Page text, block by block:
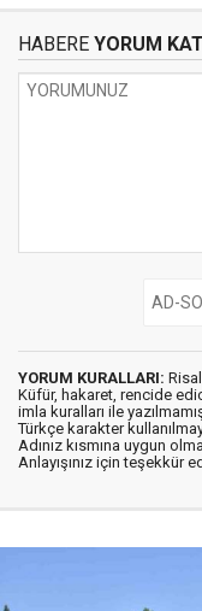
HABERE YORUM KAT
YORUM KURALLARI:
Küfür, hakaret, rencide
imla kuralları ile
Türkçe karakter
Adınız kısmına uygun
Anlayışınız için teşekkür